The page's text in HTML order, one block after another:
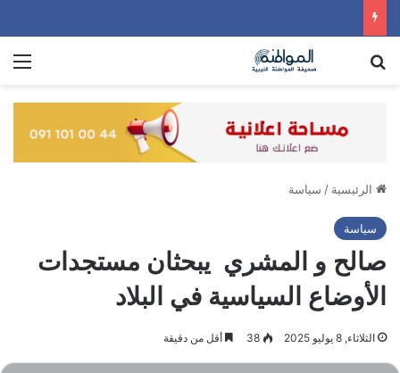
الرئيسية / سياسة
سياسة
صالح و المشري يبحثان مستجدات
الأوضاع السياسية في البلاد
الثلاثاء, 8 يوليو 2025 38 أقل من دقيقة